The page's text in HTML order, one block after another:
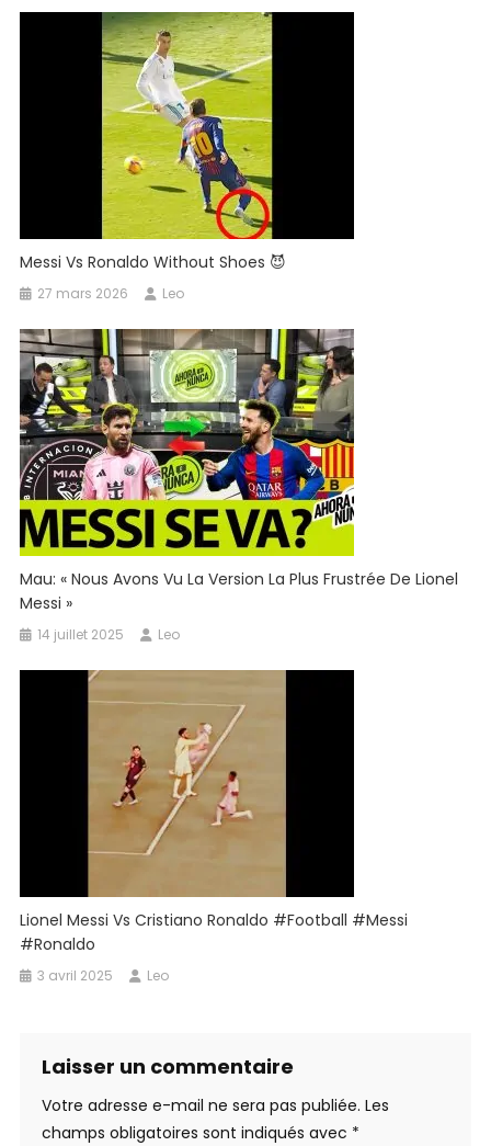
Messi Vs Ronaldo Without Shoes 😈
27 mars 2026 Leo
Mau: « Nous Avons Vu La Version La Plus Frustrée De Lionel
Messi »
14 juillet 2025 Leo
Lionel Messi Vs Cristiano Ronaldo #football #Messi
#ronaldo
3 avril 2025 Leo
Laisser un commentaire
Votre adresse e-mail ne sera pas publiée. Les
champs obligatoires sont indiqués avec *